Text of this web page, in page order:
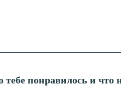
тебе понравилось и что